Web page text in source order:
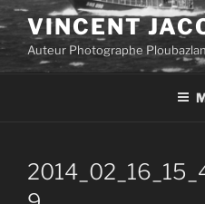
Aller
au
contenu
principal
VINCENT
Auteur Photographe